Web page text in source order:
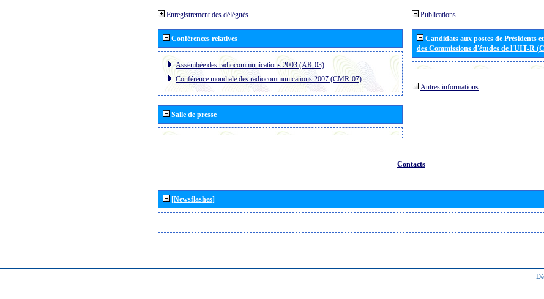
Enregistrement des délégués
Conférences relatives
Assembée des radiocommunications 2003 (AR-03)
Conférence mondiale des radiocommunications 2007 (CMR-07)
Salle de presse
Publications
Candidats aux postes de Présidents
des Commissions d'études de l'UIT-R
Autres informations
Contacts
[Newsflashes]